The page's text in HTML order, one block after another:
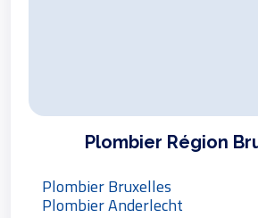
Plombier Région
Plombier Bruxelles
Plombier Anderlecht